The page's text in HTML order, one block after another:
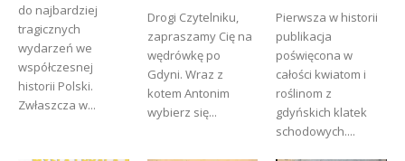
do najbardziej
tragicznych
wydarzeń we
współczesnej
historii Polski.
Zwłaszcza w...
Drogi Czytelniku,
zapraszamy Cię na
wędrówkę po
Gdyni. Wraz z
kotem Antonim
wybierz się...
Pierwsza w historii
publikacja
poświęcona w
całości kwiatom i
roślinom z
gdyńskich klatek
schodowych....